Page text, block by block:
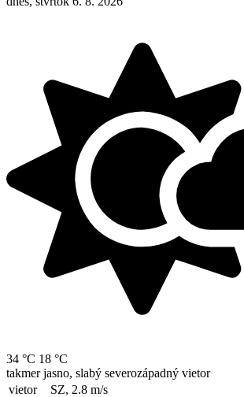
34 °C 18 °C
takmer jasno, slabý severozápadný vietor
vietor
SZ, 2.8 m/s